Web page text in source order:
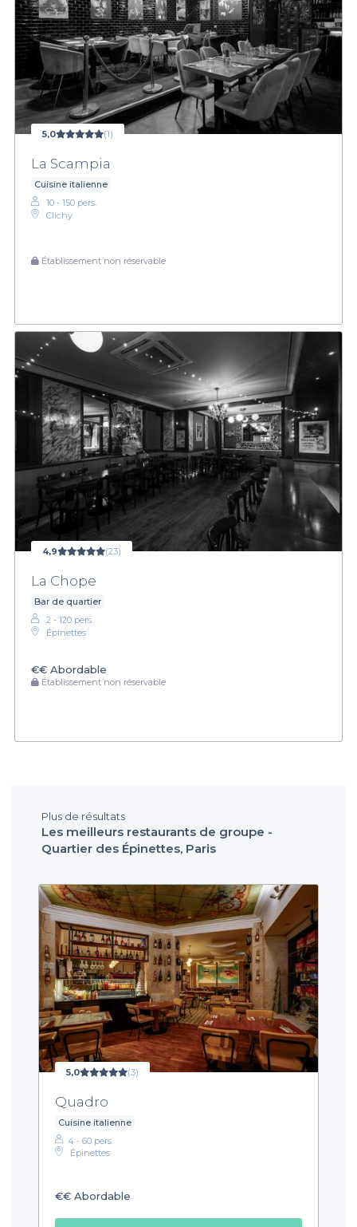
5,0 (1)
La Scampia
Cuisine italienne
10 - 150 pers.
Clichy
Établissement non réservable
4,9 (23)
La Chope
Bar de quartier
2 - 120 pers.
Épinettes
€€ Abordable
Établissement non réservable
Plus de résultats
Les meilleurs restaurants de groupe -
Quartier des Épinettes, Paris
5,0 (3)
Quadro
Cuisine italienne
4 - 60 pers.
Épinettes
€€ Abordable